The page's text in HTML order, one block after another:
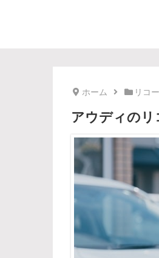
ホーム リコ
アウディのリ